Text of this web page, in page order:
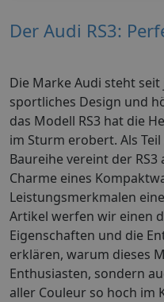
Der Audi RS3:
Die Marke Audi steht
sportliches Design und
das Modell RS3 hat die
im Sturm erobert. Als
Baureihe vereint der
Charme eines
Leistungsmerkmalen
Artikel werfen wir einen
Eigenschaften und die
erklären, warum dieses
Enthusiasten, sondern
aller Couleur so hoch im